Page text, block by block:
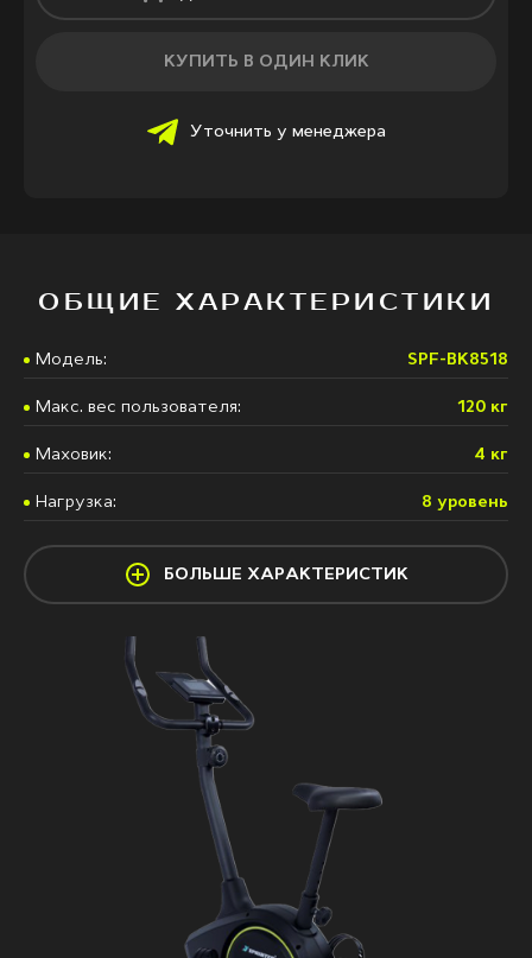
Уточнить у менеджера
КУПИТЬ В ОДИН КЛИК
ОБЩИЕ ХАРАКТЕРИСТИКИ
Модель: SPF-BK8518
Макс. вес пользователя: 120 кг
Маховик: 4 кг
Нагрузка: 8 уровень
БОЛЬШЕ ХАРАКТЕРИСТИК